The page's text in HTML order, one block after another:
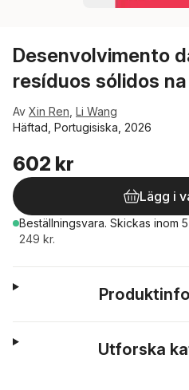
Desenvolvimento
resíduos sólidos
Av Xin Ren Li Wang
Häftad, Portugisiska, 2026
602 kr
Lägg i
Beställningsvara. Skickas inom
249 kr.
Utforska